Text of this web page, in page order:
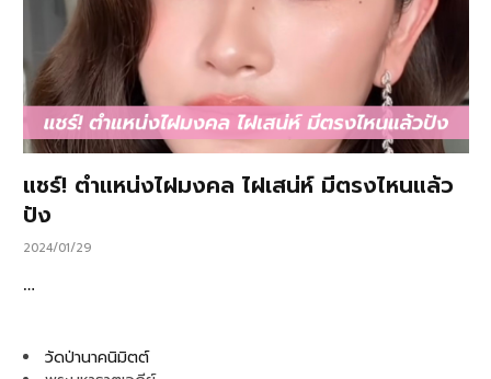
แชร์! ตำแหน่งไฝมงคล ไฝเสน่ห์ มีตรงไหนแล้ว
ปัง
2024/01/29
…
วัดป่านาคนิมิตต์